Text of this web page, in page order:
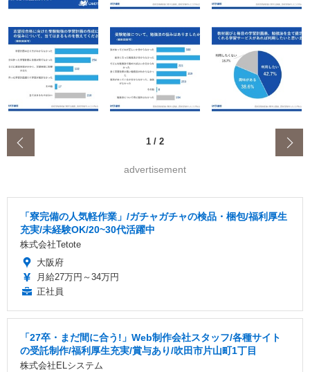
1 / 2
advertisement
「寮完備の人気軽作業」/ガチャガチャの検品・梱包/福利厚生
充実/未経験OK/20~30代活躍中
株式会社Tetote
大阪府
月給27万円～34万円
正社員
「27卒・まだ間に合う!」Web制作会社スタッフ/各種サイト
の受託制作/福利厚生充実/賞与あり/吹田市片山町1丁目
株式会社ELシステム